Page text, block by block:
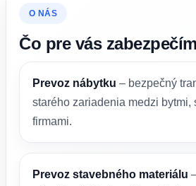
O NÁS
Čo pre vás
Prevoz nábytku – bezpečný
starého zariadenia medzi bytmi,
firmami.
Prevoz stavebného materiálu